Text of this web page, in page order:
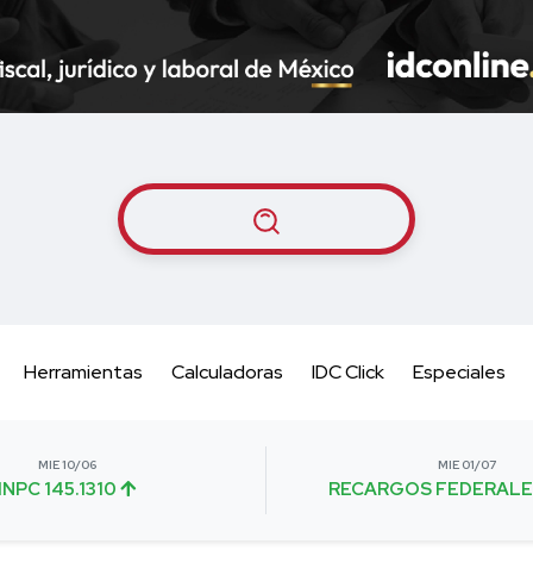
Herramientas Calculadoras IDC Click Especiales
MIE 10/06
145.1310
MIE 01/07
RECARGOS